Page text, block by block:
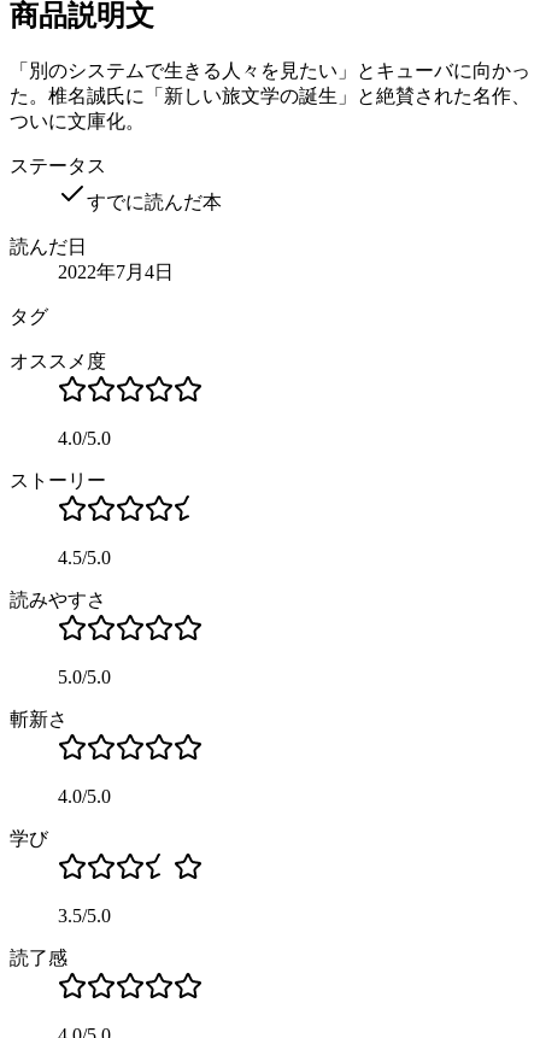
商品説明文
「別のシステムで生きる人々を見たい」とキューバに向かっ
た。椎名誠氏に「新しい旅文学の誕生」と絶賛された名作、
ついに文庫化。
ステータス
すでに読んだ本
読んだ日
2022年7月4日
タグ
オススメ度
4.0/5.0
ストーリー
4.5/5.0
読みやすさ
5.0/5.0
斬新さ
4.0/5.0
学び
3.5/5.0
読了感